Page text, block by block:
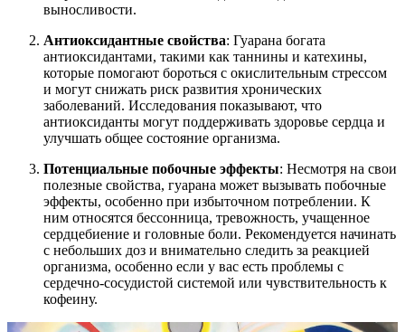
выносливости.
Антиоксидантные свойства: Гуарана богата
антиоксидантами, такими как таннины и катехины,
которые помогают бороться с окислительным стрессом
и могут снижать риск развития хронических
заболеваний. Исследования показывают, что
антиоксиданты могут поддерживать здоровье сердца и
улучшать общее состояние организма.
Потенциальные побочные эффекты: Несмотря на свои
полезные свойства, гуарана может вызывать побочные
эффекты, особенно при избыточном потреблении. К
ним относятся бессонница, тревожность, учащенное
сердцебиение и головные боли. Рекомендуется начинать
с небольших доз и внимательно следить за реакцией
организма, особенно если у вас есть проблемы с
сердечно-сосудистой системой или чувствительность к
кофеину.